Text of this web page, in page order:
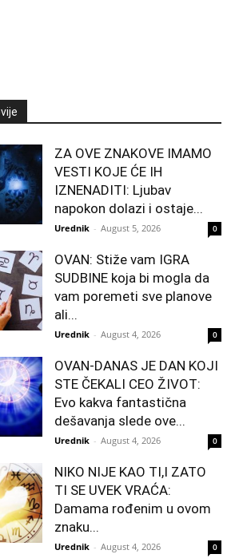
ZA OVE ZNAKOVE IMAMO
VESTI KOJE ĆE IH
IZNENADITI: Ljubav
napokon dolazi i ostaje...
Urednik - August 5, 2026 0
OVAN: Stiže vam IGRA
SUDBINE koja bi mogla da
vam poremeti sve planove
ali...
Urednik - August 4, 2026 0
OVAN-DANAS JE DAN KOJI
STE ČEKALI CEO ŽIVOT:
Evo kakva fantastična
dešavanja slede ove...
Urednik - August 4, 2026 0
NIKO NIJE KAO TI,I ZATO
TI SE UVEK VRAĆA:
Damama rođenim u ovom
znaku...
Urednik - August 4, 2026 0